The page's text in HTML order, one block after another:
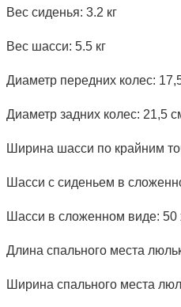
Вес сиденья: 3.2 кг
Вес шасси: 5.5 кг
Диаметр передних колес:
Диаметр задних колес: 21,5
Ширина шасси по крайним
Шасси с сиденьем в
Шасси в сложенном виде: 50
Длина спального места
Ширина спального места